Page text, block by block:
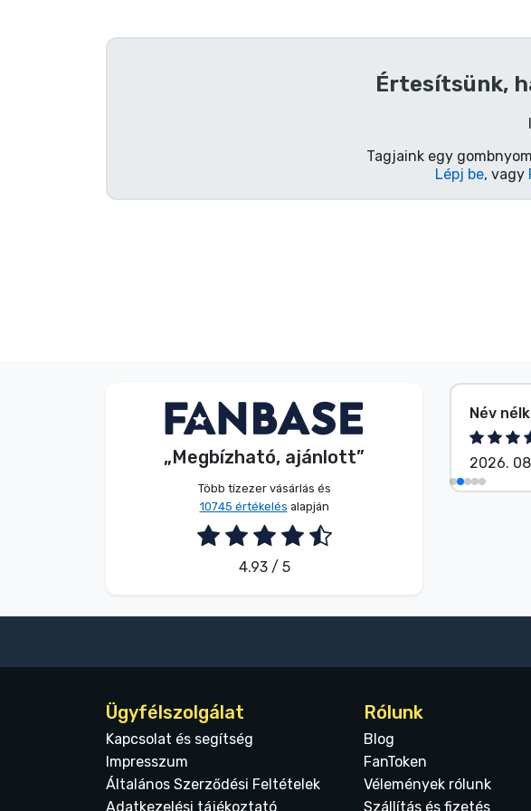
Értesítsünk,
Tagjaink egy
Lépj be, vagy
„Megbízható, ajánlott”
Több tízezer vásárlás és
10745 értékelés alapján
4.93 / 5
Név nélkül Vásárló
2026. 08. 08.
Név
2026.
Ügyfélszolgálat
Kapcsolat és segítség
Impresszum
Általános Szerződési Feltételek
Adatkezelési tájékoztató
Rólunk
Blog
FanToken
Vélemények rólunk
Szállítás és fizetés